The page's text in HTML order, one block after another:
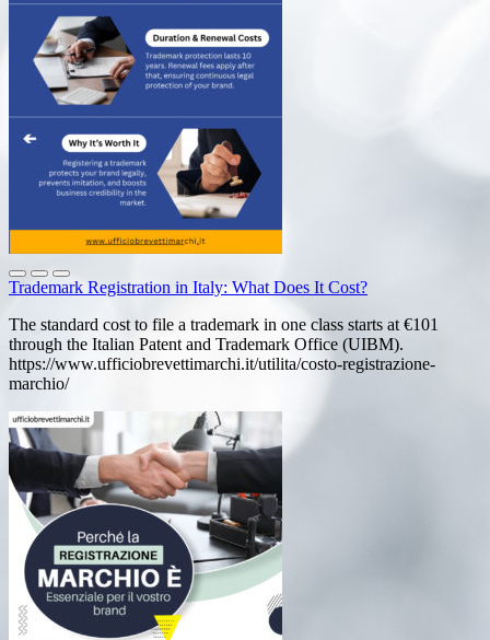
Trademark Registration in Italy: What Does It Cost?
The standard cost to file a trademark in one class starts at €101
through the Italian Patent and Trademark Office (UIBM).
https://www.ufficiobrevettimarchi.it/utilita/costo-registrazione-
marchio/